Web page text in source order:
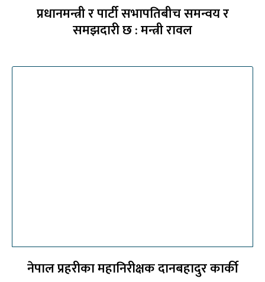
प्रधानमन्त्री र पार्टी सभापतिबीच समन्वय र
समझदारी छ : मन्त्री रावल
नेपाल प्रहरीका महानिरीक्षक दानबहादुर कार्की